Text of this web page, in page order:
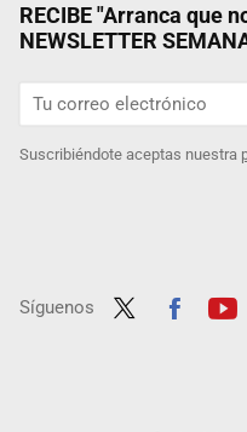
RECIBE "Arranca que
NEWSLETTER
Suscribiéndote aceptas nuestra
Síguenos